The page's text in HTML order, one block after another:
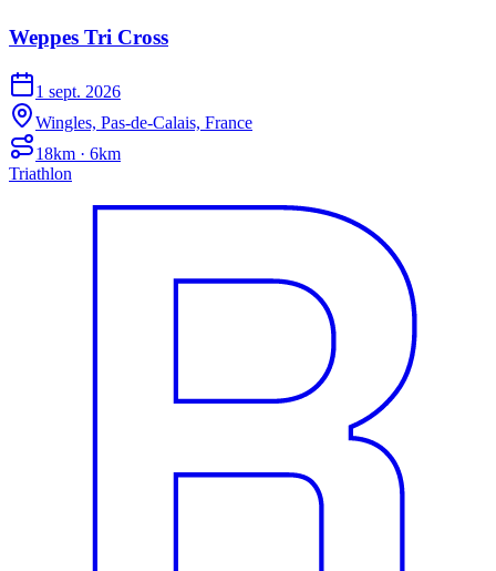
Weppes Tri Cross
1 sept. 2026
Wingles, Pas-de-Calais, France
18km · 6km
Triathlon